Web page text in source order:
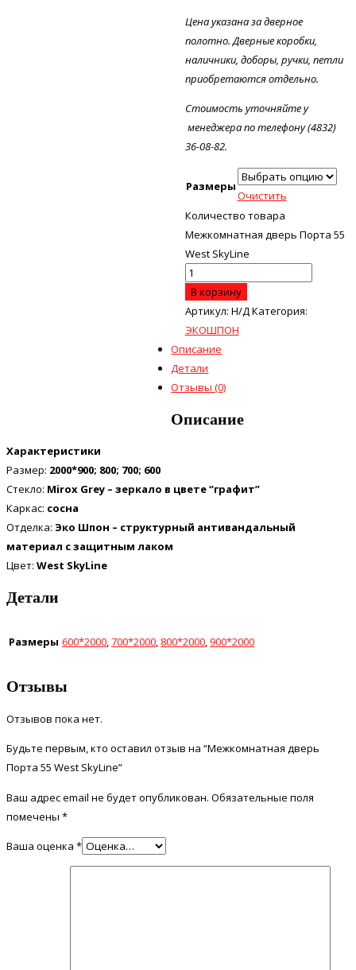
Цена указана за дверное
полотно. Дверные коробки,
наличники, доборы, ручки, петли
приобретаются отдельно.
Стоимость уточняйте у
менеджера по телефону (4832)
36-08-82.
Размеры
Очистить
Количество товара
Межкомнатная дверь Порта 55
West SkyLine
В корзину
Артикул: Н/ДКатегория:
ЭКОШПОН
Описание
Детали
Отзывы (0)
Описание
Характеристики
Размер: 2000*900; 800; 700; 600
Стекло: Mirox Grey – зеркало в цвете “графит”
Каркас: сосна
Отделка: Эко Шпон – структурный антивандальный
материал с защитным лаком
Цвет: West SkyLine
Детали
Размеры 600*2000,700*2000, 800*2000,900*2000
Отзывы
Отзывов пока нет.
Будьте первым, кто оставил отзыв на “Межкомнатная дверь
Порта 55 West SkyLine”
Ваш адрес email не будет опубликован. Обязательные поля
помечены *
Ваша оценка *